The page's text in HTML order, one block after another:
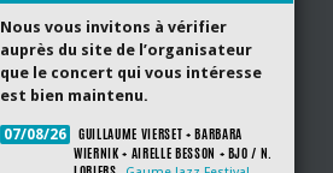
Nous vous invitons à vérifier
auprès du site de l’organisateur
que le concert qui vous intéresse
est bien maintenu.
07/08/26
GUILLAUME VIERSET + BARBARA
WIERNIK + AIRELLE BESSON + BJO / N.